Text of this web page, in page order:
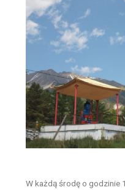
W każdą środę o godzinie